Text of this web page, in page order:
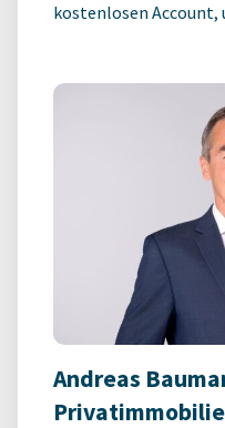
kostenlosen Account,
Andreas